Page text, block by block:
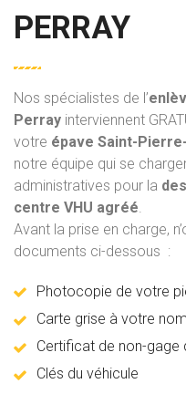
PERRAY
Nos spécialistes de l’
Perray interviennent
votre épave Saint-
notre équipe qui se
administratives pour la
centre VHU agréé.
Avant la prise en charge,
documents ci-dessous :
Photocopie de votre
Carte grise à votre nom
Certificat de non-gage
Clés du véhicule